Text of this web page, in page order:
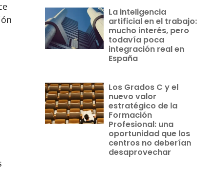
La inteligencia
artificial en el trabajo:
mucho interés, pero
todavía poca
integración real en
España
Los Grados C y el
nuevo valor
estratégico de la
Formación
Profesional: una
oportunidad que los
centros no deberían
desaprovechar